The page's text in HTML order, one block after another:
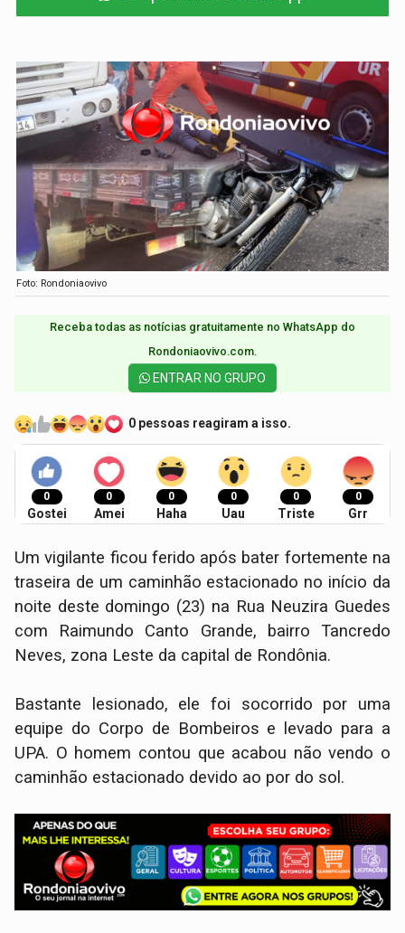
Foto: Rondoniaovivo
Receba todas as notícias gratuitamente no WhatsApp do
Rondoniaovivo.com.​
ENTRAR NO GRUPO
0 pessoas reagiram a isso.
0
Gostei
0
Amei
0
Haha
0
Uau
0
Triste
0
Grr
Um vigilante ficou ferido após bater fortemente na
traseira de um caminhão estacionado no início da
noite deste domingo (23) na Rua Neuzira Guedes
com Raimundo Canto Grande, bairro Tancredo
Neves, zona Leste da capital de Rondônia.
Bastante lesionado, ele foi socorrido por uma
equipe do Corpo de Bombeiros e levado para a
UPA. O homem contou que acabou não vendo o
caminhão estacionado devido ao por do sol.